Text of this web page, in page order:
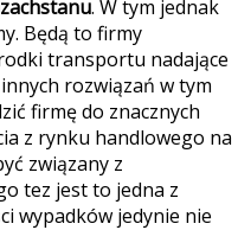
. W tym jednak
Będą to firmy
transportu nadające
rozwiązań w tym
firmę do znacznych
z rynku handlowego na
związany z
tez jest to jedna z
wypadków jedynie nie